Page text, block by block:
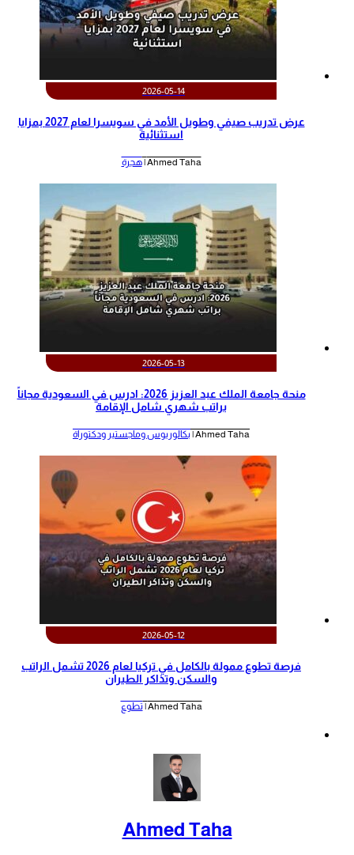
2026-05-14
عرض تدريب صيفي وطويل الأمد في سويسرا لعام 2027 بمزايا
استثنائية
Ahmed Taha | هجرة
2026-05-13
منحة جامعة الملك عبد العزيز 2026: ادرس في السعودية مجاناً
براتب شهري شامل الإقامة
Ahmed Taha | بكالوريوس وماجستير ودكتوراة
2026-05-12
‫فرصة تطوع ممولة بالكامل في تركيا لعام 2026 تشمل الراتب
والسكن وتذاكر الطيران‬
Ahmed Taha | تطوع
Ahmed Taha